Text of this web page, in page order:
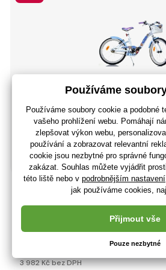
Dino Bikes - Dětské kolo 20" 204R-
QUEEN
3 982 Kč bez DPH